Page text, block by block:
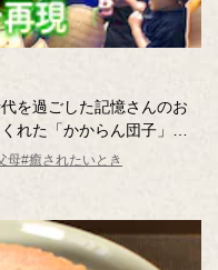
を過ごした記憶さんのお
れた「かからん団子」。
子どもの無病息災を願う
の気持ちを込めて、お子
。
母#癒されたいとき